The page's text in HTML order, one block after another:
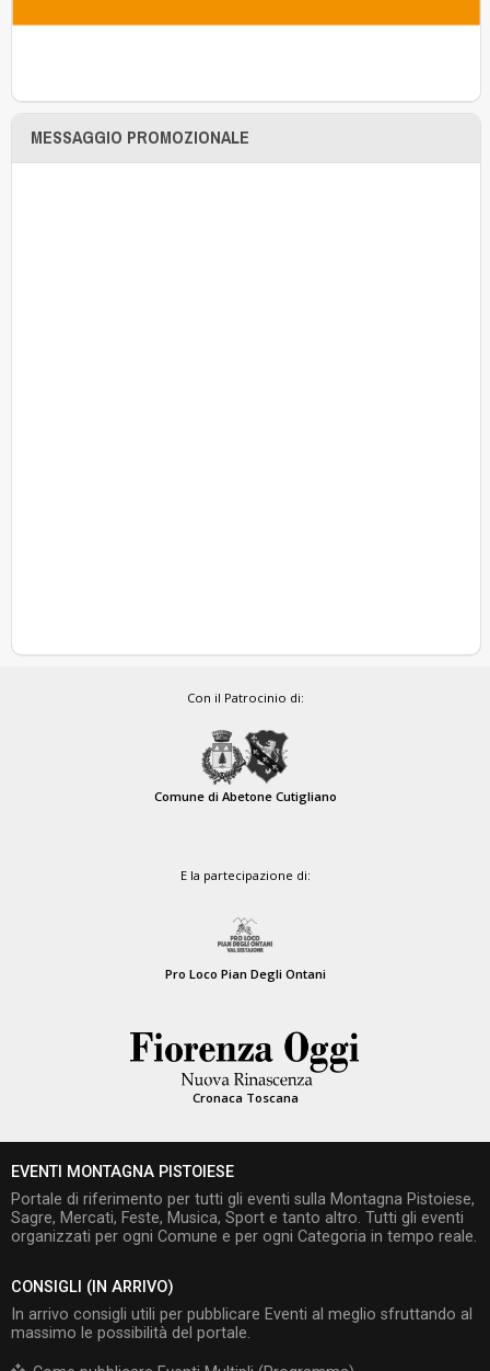
MESSAGGIO PROMOZIONALE
Con il Patrocinio di:
Comune di Abetone Cutigliano
E la partecipazione di:
Pro Loco Pian Degli Ontani
Cronaca Toscana
EVENTI MONTAGNA PISTOIESE
Portale di riferimento per tutti gli eventi sulla Montagna Pistoiese,
Sagre, Mercati, Feste, Musica, Sport e tanto altro. Tutti gli eventi
organizzati per ogni Comune e per ogni Categoria in tempo reale.
CONSIGLI (IN ARRIVO)
In arrivo consigli utili per pubblicare Eventi al meglio sfruttando al
massimo le possibilità del portale.